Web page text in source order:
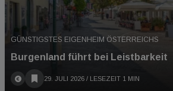
GÜNSTIGSTES EIGENHEIM ÖSTERREICHS
Burgenland führt bei Leistbarkeit
29. JULI 2026 / LESEZEIT 1 MIN